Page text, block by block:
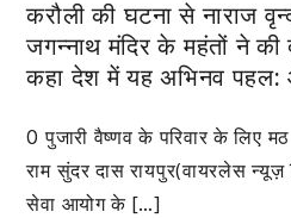
चाहती
जोगी
परिवार
से
लड़ें
करौली की घटना से नाराज
जगन्नाथ मंदिर के महंतों ने की
कहा देश में यह अभिनव
0 पुजारी वैष्णव के परिवार के लिए
राम सुंदर दास रायपुर(वायरलेस
सेवा आयोग के […]